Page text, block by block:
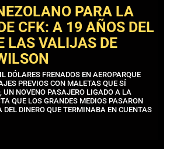
PARA LA
CFK: A 19 AÑOS DEL
LAS VALIJAS DE
DÓLARES FRENADOS EN AEROPARQUE
PREVIOS CON MALETAS QUE SÍ
UN NOVENO PASAJERO LIGADO A LA
QUE LOS GRANDES MEDIOS PASARON
DEL DINERO QUE TERMINABA EN CUENTAS